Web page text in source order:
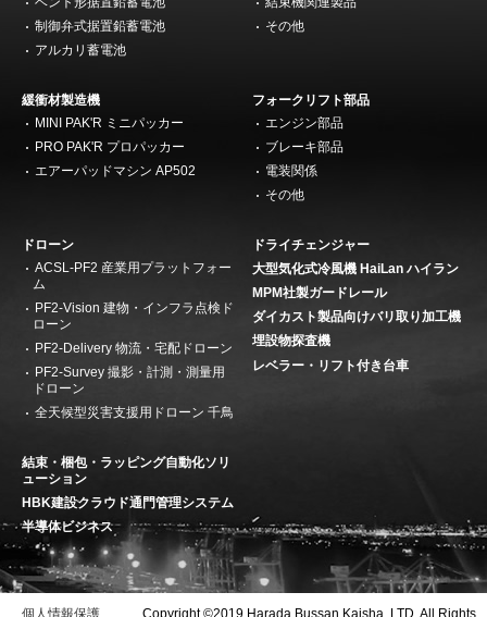
制御弁式据置鉛蓄電池
アルカリ蓄電池
その他
緩衝材製造機
MINI PAK'R ミニパッカー
PRO PAK'R プロパッカー
エアーパッドマシン AP502
フォークリフト部品
エンジン部品
ブレーキ部品
電装関係
その他
ドローン
ACSL-PF2 産業用プラットフォー
ム
PF2-Vision 建物・インフラ点検ド
ローン
PF2-Delivery 物流・宅配ドローン
PF2-Survey 撮影・計測・測量用
ドローン
全天候型災害支援用ドローン 千鳥
ドライチェンジャー
大型気化式冷風機 HaiLan ハイラン
MPM社製ガードレール
ダイカスト製品向けバリ取り加工機
埋設物探査機
レベラー・リフト付き台車
結束・梱包・ラッピング自動化ソリ
ューション
HBK建設クラウド通門管理システム
半導体ビジネス
個人情報保護 Copyright ©2019 Harada Bussan Kaisha, LTD. All Rights